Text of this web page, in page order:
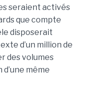
seraient activés
que compte
disposerait
d’un million de
des volumes
même